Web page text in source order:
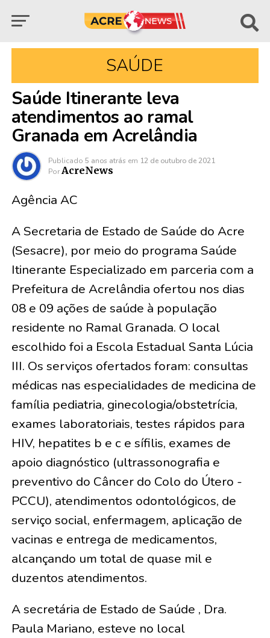
SAÚDE
Saúde Itinerante leva
atendimentos ao ramal
Granada em Acrelândia
Publicado 5 anos atrás em 12 de outubro de 2021
Por AcreNews
Agência AC
A Secretaria de Estado de Saúde do Acre
(Sesacre), por meio do programa Saúde
Itinerante Especializado em parceria com a
Prefeitura de Acrelândia ofertou nos dias
08 e 09 ações de saúde à população
residente no Ramal Granada. O local
escolhido foi a Escola Estadual Santa Lúcia
III. Os serviços ofertados foram: consultas
médicas nas especialidades de medicina de
família pediatria, ginecologia/obstetrícia,
exames laboratoriais, testes rápidos para
HIV, hepatites b e c e sífilis, exames de
apoio diagnóstico (ultrassonografia e
preventivo do Câncer do Colo do Útero -
PCCU), atendimentos odontológicos, de
serviço social, enfermagem, aplicação de
vacinas e entrega de medicamentos,
alcançando um total de quase mil e
duzentos atendimentos.
A secretária de Estado de Saúde , Dra.
Paula Mariano, esteve no local